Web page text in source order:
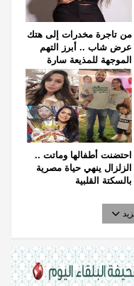
من تاجرة مخدرات إلى هتك
عرض شاب .. أبرز التهم
الموجهة للمذيعة سارة
خليفة
احتضنت أطفالها وماتت ..
الزلزال ينهي حياة مصرية
بالسكتة القلبية